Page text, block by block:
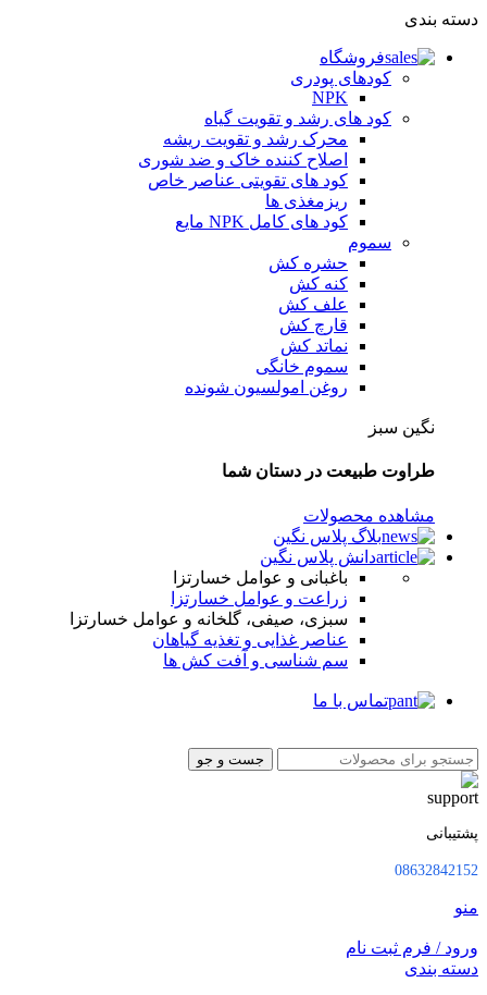
دسته بندی
فروشگاه
کودهای پودری
NPK
کود های رشد و تقویت گیاه
محرک رشد و تقویت ریشه
اصلاح کننده خاک و ضد شوری
کود های تقویتی عناصر خاص
ریزمغذی ها
کود های کامل NPK مایع
سموم
حشره کش
کنه کش
علف کش
قارچ کش
نماتد کش
سموم خانگی
روغن امولسیون شونده
نگین سبز
طراوت طبیعت در دستان شما
مشاهده محصولات
بلاگ پلاس نگین
دانش پلاس نگین
باغبانی و عوامل خسارتزا
زراعت و عوامل خسارتزا
سبزی، صیفی، گلخانه و عوامل خسارتزا
عناصر غذایی و تغذیه گیاهان
سم شناسی و آفت کش ها
تماس با ما
جست و جو
پشتیبانی
08632842152
منو
ورود / فرم ثبت نام
دسته بندی